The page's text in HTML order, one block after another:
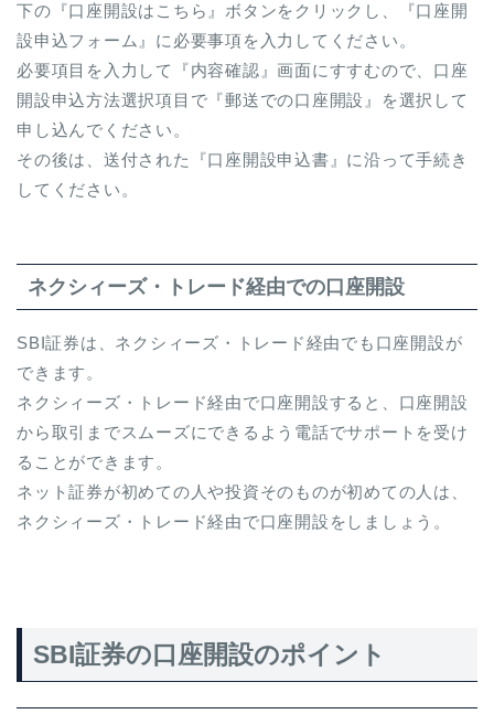
下の『口座開設はこちら』ボタンをクリックし、『口座開
設申込フォーム』に必要事項を入力してください。
必要項目を入力して『内容確認』画面にすすむので、口座
開設申込方法選択項目で『郵送での口座開設』を選択して
申し込んでください。
その後は、送付された『口座開設申込書』に沿って手続き
してください。
ネクシィーズ・トレード経由での口座開設
SBI証券は、ネクシィーズ・トレード経由でも口座開設が
できます。
ネクシィーズ・トレード経由で口座開設すると、口座開設
から取引までスムーズにできるよう電話でサポートを受け
ることができます。
ネット証券が初めての人や投資そのものが初めての人は、
ネクシィーズ・トレード経由で口座開設をしましょう。
SBI証券の口座開設のポイント